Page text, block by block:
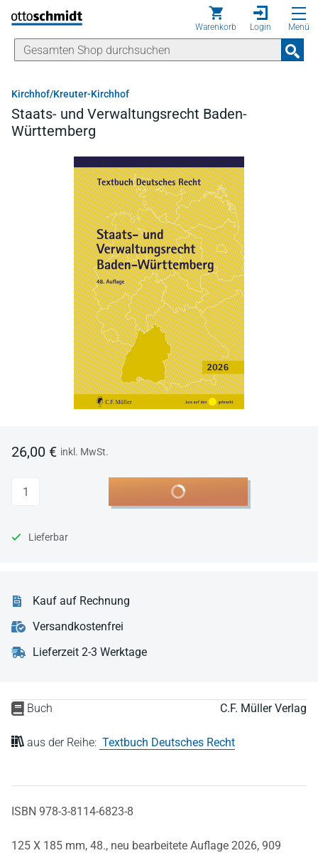
Direkt zum Inhalt
Warenkorb Login Menü
Kirchhof/Kreuter-Kirchhof
Staats- und Verwaltungsrecht Baden-
Württemberg
Buch C.F. Müller Verlag
aus der Reihe: Textbuch Deutsches Recht
ISBN 978-3-8114-6823-8
125 X 185 mm, 48., neu bearbeitete Auflage 2026, 909
26,00 € inkl. MwSt.
Anzahl In den Warenkorb
Lieferbar
Kauf auf Rechnung
Versandkostenfrei
Lieferzeit 2-3 Werktage